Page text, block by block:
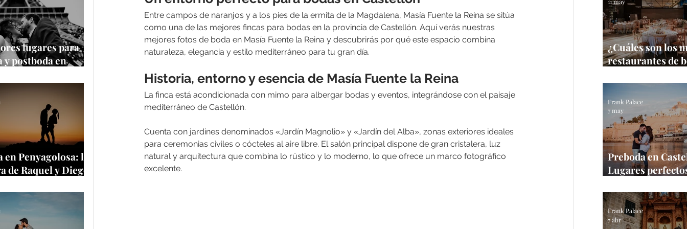
lugares para
y postboda en
en Penyagolosa: la
de Raquel y Diego
de Castellón
Entre campos de naranjos y a los pies de la ermita de la Magdalena, Masía Fuente la Reina se sitúa
como una de las mejores fincas para bodas en la provincia de Castellón. Aquí verás nuestras
mejores fotos de boda en Masía Fuente la Reina y descubrirás por qué este espacio combina
naturaleza, elegancia y estilo mediterráneo para tu gran día.
Historia, entorno y esencia de Masía Fuente la Reina
La finca está acondicionada con mimo para albergar bodas y eventos, integrándose con el paisaje
mediterráneo de Castellón.
Cuenta con jardines denominados «Jardín Magnolio» y «Jardín del Alba», zonas exteriores ideales
para ceremonias civiles o cócteles al aire libre. El salón principal dispone de gran cristalera, luz
natural y arquitectura que combina lo rústico y lo moderno, lo que ofrece un marco fotográfico
excelente.
¿Cuáles son los
restaurantes de
Preboda en
Lugares
Frank Palace
Frank Palace
7 may
Frank Palace
7 abr